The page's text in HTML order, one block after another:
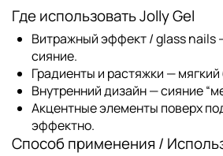
Где использовать Jolly Gel
Витражный эффект / glass nails
сияние.
Градиенты и растяжки —
Внутренний дизайн — сияние
Акцентные элементы поверх
эффектно.
Способ применения /